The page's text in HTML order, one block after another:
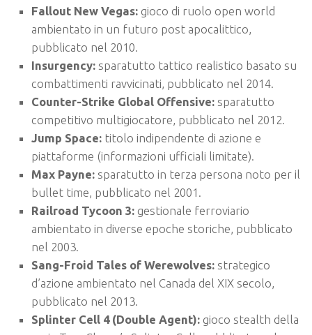
Fallout New Vegas: gioco di ruolo open world
ambientato in un futuro post apocalittico,
pubblicato nel 2010.
Insurgency: sparatutto tattico realistico basato su
combattimenti ravvicinati, pubblicato nel 2014.
Counter-Strike Global Offensive: sparatutto
competitivo multigiocatore, pubblicato nel 2012.
Jump Space: titolo indipendente di azione e
piattaforme (informazioni ufficiali limitate).
Max Payne: sparatutto in terza persona noto per il
bullet time, pubblicato nel 2001.
Railroad Tycoon 3: gestionale ferroviario
ambientato in diverse epoche storiche, pubblicato
nel 2003.
Sang-Froid Tales of Werewolves: strategico
d’azione ambientato nel Canada del XIX secolo,
pubblicato nel 2013.
Splinter Cell 4 (Double Agent): gioco stealth della